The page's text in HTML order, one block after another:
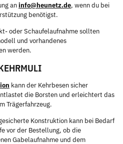
aninfo@heunetz.de, wenn du bei
benötigst.
oder Schaufelaufnahme sollten
und vorhandenes
werden.
kann der Kehrbesen sicher
die Borsten und erleichtert das
Trägerfahrzeug.
Konstruktion kann bei Bedarf
vor der Bestellung, ob die
Gabelaufnahme und dem